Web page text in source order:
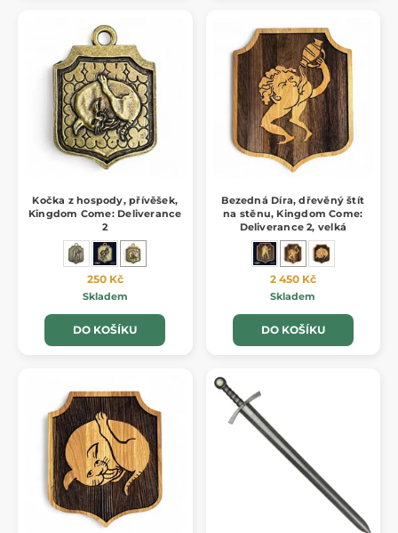
Kočka z hospody, přívěšek,
Kingdom Come: Deliverance
2
250 Kč
Skladem
DO KOŠÍKU
Bezedná Díra, dřevěný štít
na stěnu, Kingdom Come:
Deliverance 2, velká
2 450 Kč
Skladem
DO KOŠÍKU